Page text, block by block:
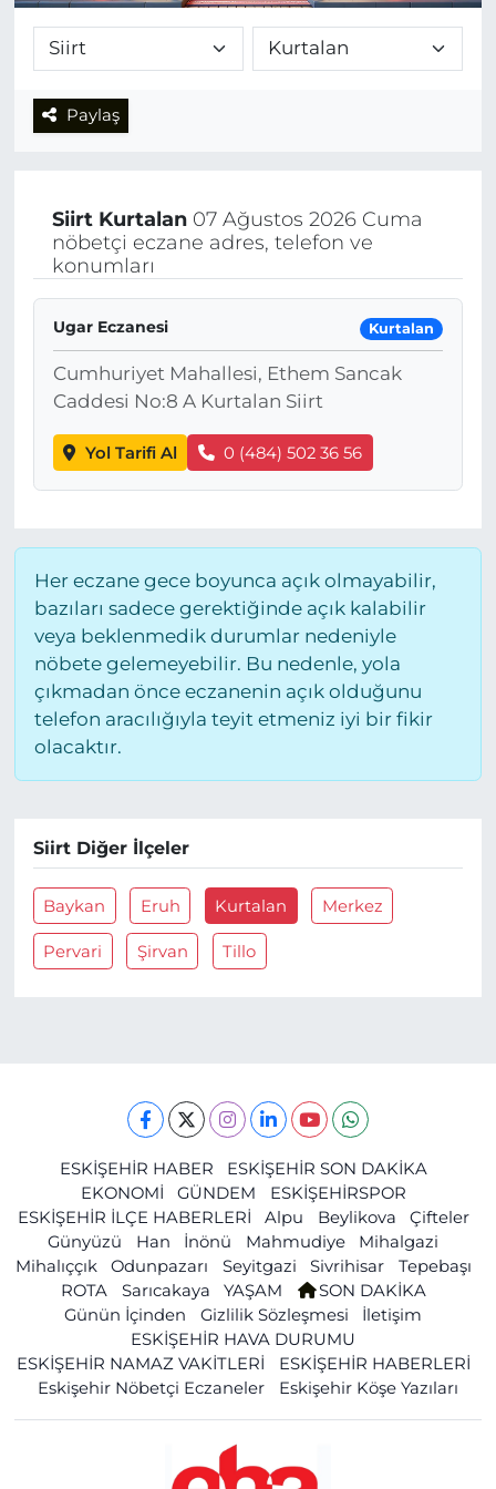
Paylaş
Siirt Kurtalan07 Ağustos 2026 Cuma
nöbetçi eczane adres, telefon ve
konumları
Ugar Eczanesi Kurtalan
Cumhuriyet Mahallesi, Ethem Sancak
Caddesi No:8 A Kurtalan Siirt
Yol Tarifi Al 0 (484) 502 36 56
Her eczane gece boyunca açık olmayabilir,
bazıları sadece gerektiğinde açık kalabilir
veya beklenmedik durumlar nedeniyle
nöbete gelemeyebilir. Bu nedenle, yola
çıkmadan önce eczanenin açık olduğunu
telefon aracılığıyla teyit etmeniz iyi bir fikir
olacaktır.
Siirt Diğer İlçeler
Baykan Eruh Kurtalan Merkez
Pervari Şirvan Tillo
ESKİŞEHİR HABER
ESKİŞEHİR SON DAKİKA
EKONOMİ
GÜNDEM
ESKİŞEHİRSPOR
ESKİŞEHİR İLÇE HABERLERİ
Alpu Beylikova
Çifteler
Günyüzü
Han İnönü Mahmudiye
Mihalgazi
Mihalıççık
Odunpazarı Seyitgazi Sivrihisar
Tepebaşı
ROTA
Sarıcakaya YAŞAM
SON DAKİKA
Günün İçinden
Gizlilik Sözleşmesi
İletişim
ESKİŞEHİR HAVA DURUMU
ESKİŞEHİR NAMAZ VAKİTLERİ
ESKİŞEHİR HABERLERİ
Eskişehir Nöbetçi Eczaneler
Eskişehir Köşe Yazıları